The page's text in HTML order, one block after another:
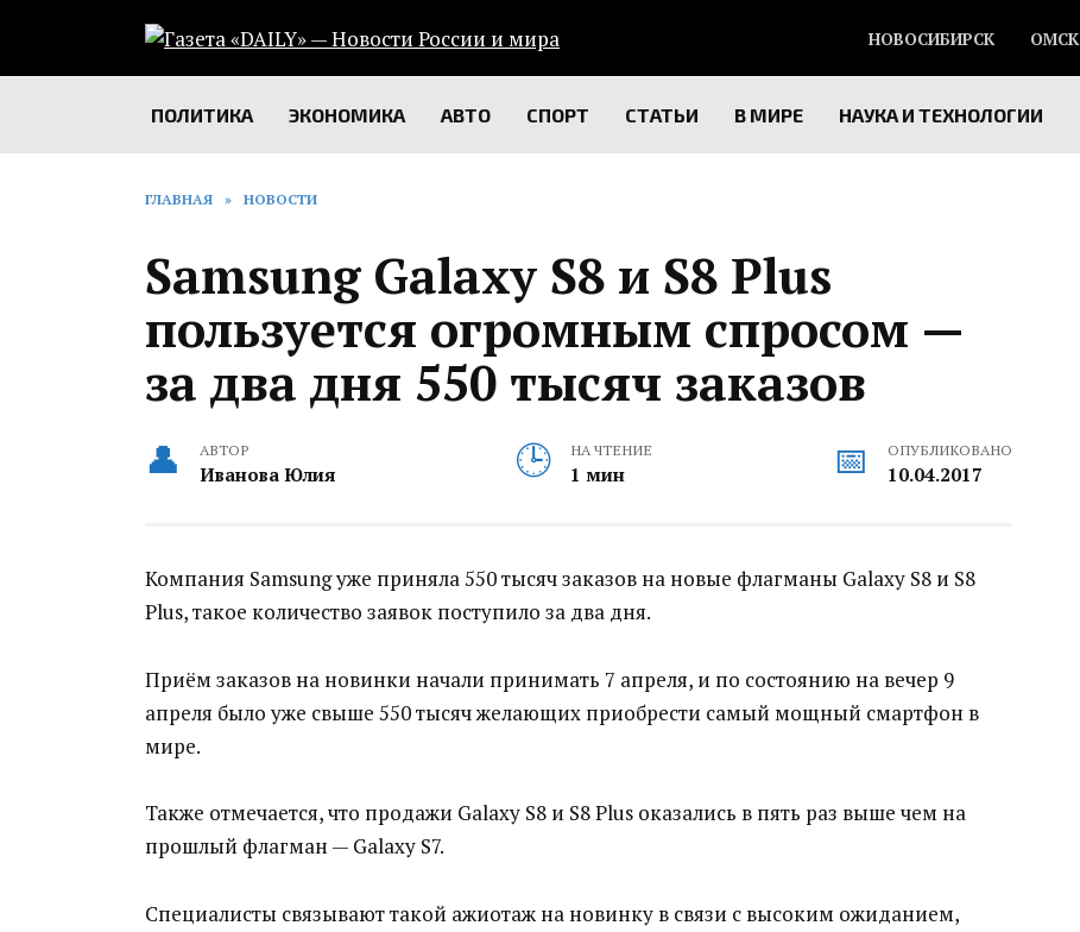
содержанию
НОВОСИБИРСК ОМСК
ПОЛИТИКА ЭКОНОМИКА АВТО СПОРТ СТАТЬИ В МИРЕ НАУКА И ТЕХНОЛОГИИ
ГЛАВНАЯ » НОВОСТИ
Samsung Galaxy S8 и S8 Plus
пользуется огромным спросом —
за два дня 550 тысяч заказов
АВТОР
Иванова Юлия
НА ЧТЕНИЕ
1 мин
ОПУБЛИКОВАНО
10.04.2017
Компания Samsung уже приняла 550 тысяч заказов на новые флагманы Galaxy S8 и S8
Plus, такое количество заявок поступило за два дня.
Приём заказов на новинки начали принимать 7 апреля, и по состоянию на вечер 9
апреля было уже свыше 550 тысяч желающих приобрести самый мощный смартфон в
мире.
Также отмечается, что продажи Galaxy S8 и S8 Plus оказались в пять раз выше чем на
прошлый флагман — Galaxy S7.
Специалисты связывают такой ажиотаж на новинку в связи с высоким ожиданием,